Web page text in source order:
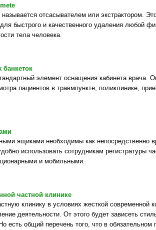
отсасывателем или экстрактором.
быстрого и качественного удаления любой
тела человека.
банкеток
элемент оснащения кабинета врача.
пациентов в травмпункте, поликлинике,
ящиками необходимы как непосредственно
использовать сотрудникам регистратуры
и мобильными.
частной клинике
клинику в условиях жесткой современной
деятельности. От этого будет зависеть
есть общий перечень того, что в